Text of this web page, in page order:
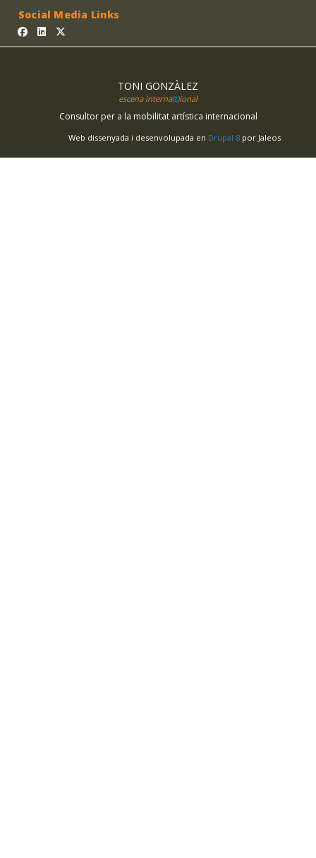
Social Media Links
TONI GONZÀLEZ
escena interna(t)ional
Consultor per a la mobilitat artística internacional
Web dissenyada i desenvolupada en Drupal 8 por Jaleos